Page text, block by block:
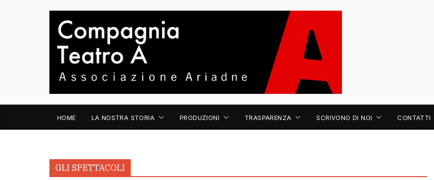
HOME LA NOSTRA STORIA PRODUZIONI TRASPARENZA SCRIVONO DI NOI CONTATTI
GLI SPETTACOLI